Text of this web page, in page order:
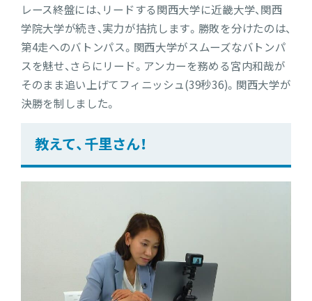
レース終盤には、リードする関西大学に近畿大学、関西
学院大学が続き、実力が拮抗します。勝敗を分けたのは、
第4走へのバトンパス。関西大学がスムーズなバトンパ
スを魅せ、さらにリード。アンカーを務める宮内和哉が
そのまま追い上げてフィニッシュ(39秒36)。関西大学が
決勝を制しました。
教えて、千里さん！